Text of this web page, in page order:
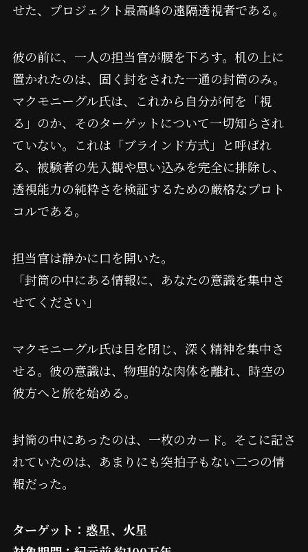
せた、プロジェクト最高峰の遠隔透視者である。
彼の前に、一人の担当官が腰を下ろす。机の上に
置かれたのは、固く封をされた一通の封筒のみ。
マクモニーグル氏は、これから自分が何を「視
る」のか、そのターゲットについて一切知らされ
ていない。これは「ブラインド方式」と呼ばれ
る、被験者の先入観や思い込みを完全に排除し、
透視能力の純粋さを検証するための厳格なプロト
コルである。
担当官は静かに口を開いた。
「封筒の中にある情報に、あなたの意識を集中さ
せてください」
マクモニーグル氏は目を閉じ、深く精神を集中さ
せる。彼の意識は、物理的な肉体を離れ、時空の
彼方へと旅を始める。
封筒の中にあったのは、一枚のカード。そこに記さ
れていたのは、あまりにも突拍子もない二つの情
報だった。
ターゲット：惑星、火星